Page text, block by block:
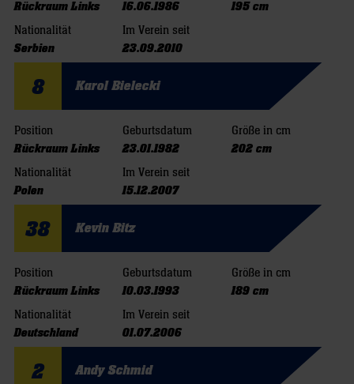
Rückraum Links
16.06.1986
195 cm
Nationalität
Serbien
Im Verein seit
23.09.2010
8 Karol Bielecki
Position
Rückraum Links
Geburtsdatum
23.01.1982
Größe in cm
202 cm
Nationalität
Polen
Im Verein seit
15.12.2007
38 Kevin Bitz
Position
Rückraum Links
Geburtsdatum
10.03.1993
Größe in cm
189 cm
Nationalität
Deutschland
Im Verein seit
01.07.2006
2 Andy Schmid